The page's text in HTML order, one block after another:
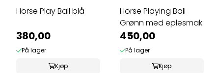
Horse Play Ball blå
380,00
På lager
Kjøp
Horse Playing Ball
Grønn med eplesmak
450,00
På lager
Kjøp